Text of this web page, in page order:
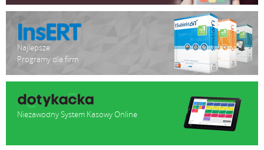
Najlepsze
Programy dla firm
Niezawodny System Kasowy Online